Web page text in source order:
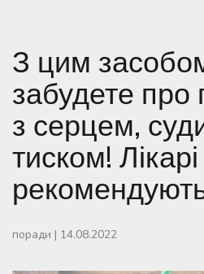
З цим
забудете
з серцем,
тиском! Лікарі
поради | 14.08.2022